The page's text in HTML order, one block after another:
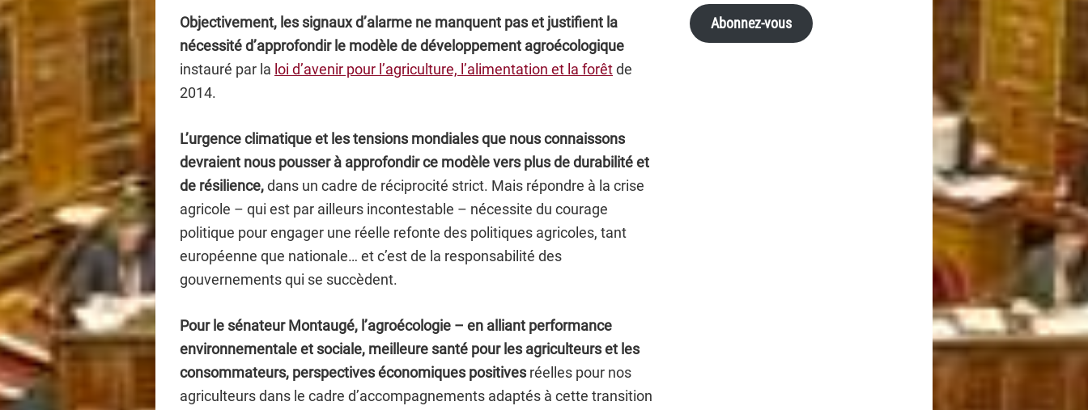
Objectivement, les signaux d’alarme ne manquent pas et justifient la
nécessité d’approfondir le modèle de développement agroécologique
instauré par la loi d’avenir pour l’agriculture, l’alimentation et la forêtde
2014.
L’urgence climatique et les tensions mondiales que nous connaissons
devraient nous pousser à approfondir ce modèle vers plus de durabilité et
de résilience,dans un cadre de réciprocité strict. Mais répondre à la crise
agricole – qui est par ailleurs incontestable – nécessite du courage
politique pour engager une réelle refonte des politiques agricoles, tant
européenne que nationale… et c’est de la responsabilité des
gouvernements qui se succèdent.
Pour le sénateur Montaugé, l’agroécologie – en alliant performance
environnementale et sociale, meilleure santé pour les agriculteurs et les
consommateurs, perspectives économiques positives réelles pour nos
agriculteurs dans le cadre d’accompagnements adaptés à cette transition
Abonnez-vous